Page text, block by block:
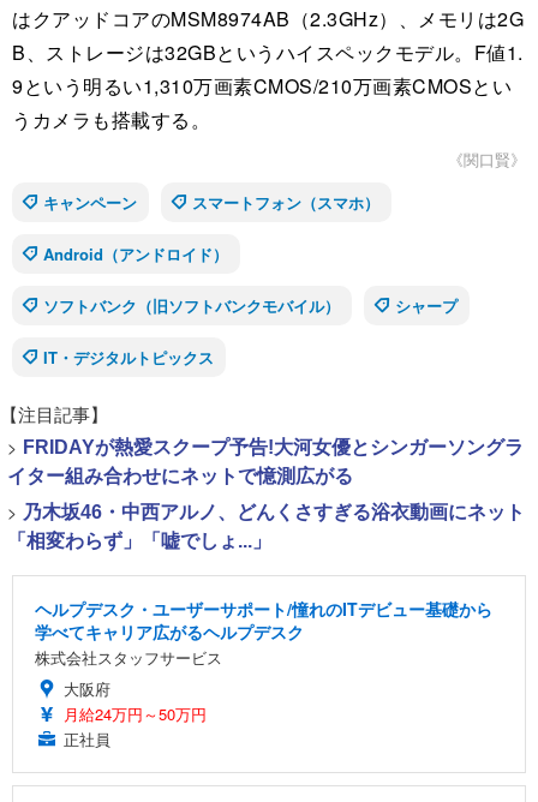
はクアッドコアのMSM8974AB（2.3GHz）、メモリは2G
B、ストレージは32GBというハイスペックモデル。F値1.
9という明るい1,310万画素CMOS/210万画素CMOSとい
うカメラも搭載する。
《関口賢》
キャンペーン
スマートフォン（スマホ）
Android（アンドロイド）
ソフトバンク（旧ソフトバンクモバイル） シャープ
IT・デジタルトピックス
【注目記事】
> FRIDAYが熱愛スクープ予告!大河女優とシンガーソングラ
イター組み合わせにネットで憶測広がる
> 乃木坂46・中西アルノ、どんくさすぎる浴衣動画にネット
「相変わらず」「嘘でしょ...」
ヘルプデスク・ユーザーサポート/憧れのITデビュー基礎から
学べてキャリア広がるヘルプデスク
株式会社スタッフサービス
大阪府
月給24万円～50万円
正社員